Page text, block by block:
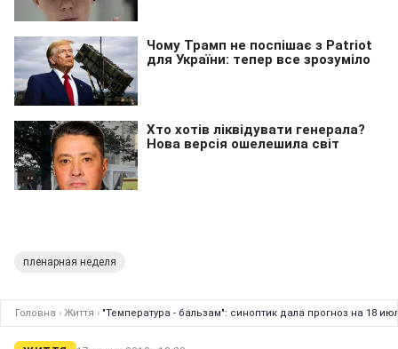
пленарная неделя
Головна › Життя › "Температура - бальзам": синоптик дала прогноз на 18